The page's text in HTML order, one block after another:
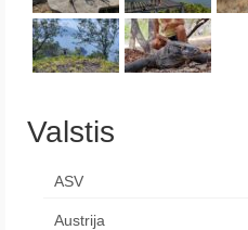
Valstis
ASV
Austrija